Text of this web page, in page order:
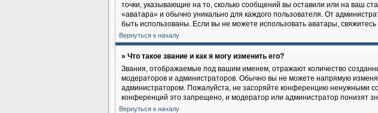
точки, указывающие на то, сколько сообщений вы оставили или на ваш
«аватара» и обычно уникально для каждого пользователя. От
быть использованы. Если вы не можете использовать аватары,
Вернуться к началу
» Что такое звание и как я могу изменить его?
Звания, отображаемые под вашим именем, отражают количество
модераторов и администраторов. Обычно вы не можете напрямую
администратором. Пожалуйста, не засоряйте конференцию ненужными
конференций это запрещено, и модератор или администратор понизят
Вернуться к началу